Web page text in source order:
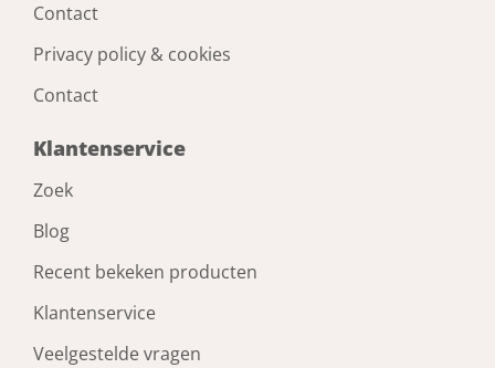
45 mm
Diameter (schroef)
Draagvermogen (per 3 stuks)
Draagvermogen (per 4 stuks)
55 kg
Contact
Privacy policy & cookies
Contact
Klantenservice
Zoek
Blog
Recent bekeken producten
Klantenservice
Veelgestelde vragen